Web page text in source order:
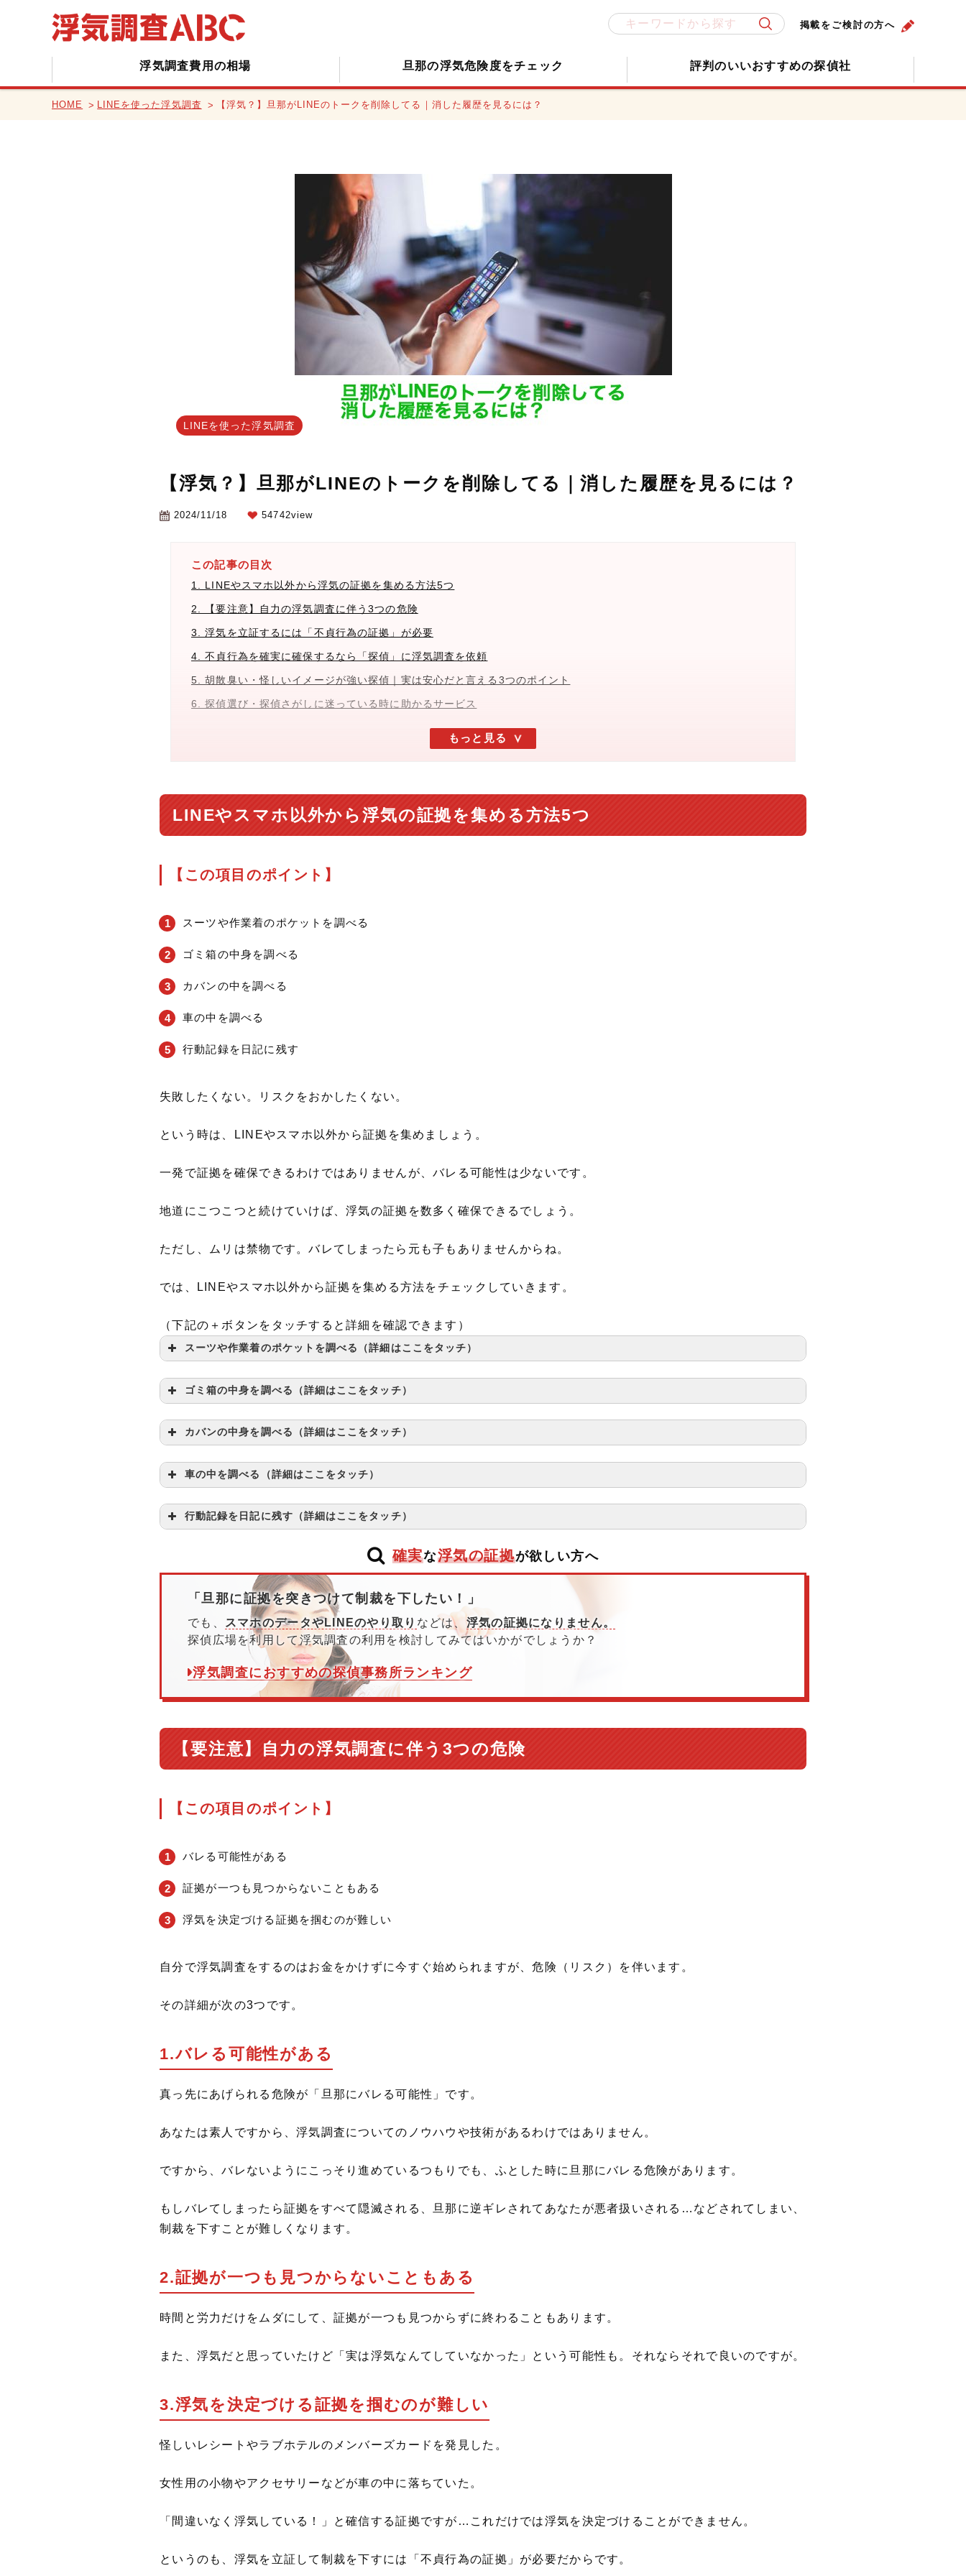
浮気調査費用の相場 旦那の浮気危険度をチェック 評判のいいおすすめの探偵社
掲載をご検討の方へ
HOME LINEを使った浮気調査 【浮気？】旦那がLINEのトークを削除してる｜消した履歴を見るには？
LINEを使った浮気調査
【浮気？】旦那がLINEのトークを削除してる｜消した履歴を見るには？
2024/11/18 54742view
この記事の目次
1. LINEやスマホ以外から浮気の証拠を集める方法5つ
2. 【要注意】自力の浮気調査に伴う3つの危険
3. 浮気を立証するには「不貞行為の証拠」が必要
4. 不貞行為を確実に確保するなら「探偵」に浮気調査を依頼
5. 胡散臭い・怪しいイメージが強い探偵｜実は安心だと言える3つのポイント
6. 探偵選び・探偵さがしに迷っている時に助かるサービス
もっと見る
LINEやスマホ以外から浮気の証拠を集める方法5つ
【この項目のポイント】
スーツや作業着のポケットを調べる
ゴミ箱の中身を調べる
カバンの中を調べる
車の中を調べる
行動記録を日記に残す
失敗したくない。リスクをおかしたくない。
という時は、LINEやスマホ以外から証拠を集めましょう。
一発で証拠を確保できるわけではありませんが、バレる可能性は少ないです。
地道にこつこつと続けていけば、浮気の証拠を数多く確保できるでしょう。
ただし、ムリは禁物です。バレてしまったら元も子もありませんからね。
では、LINEやスマホ以外から証拠を集める方法をチェックしていきます。
（下記の＋ボタンをタッチすると詳細を確認できます）
スーツや作業着のポケットを調べる（詳細はここをタッチ）
ゴミ箱の中身を調べる（詳細はここをタッチ）
カバンの中身を調べる（詳細はここをタッチ）
車の中を調べる（詳細はここをタッチ）
行動記録を日記に残す（詳細はここをタッチ）
確実な浮気の証拠が欲しい方へ
「旦那に証拠を突きつけて制裁を下したい！」
でも、 スマホのデータやLINEのやり取り などは、 浮気の証拠になりません。
探偵広場を利用して浮気調査の利用を検討してみてはいかがでしょうか？
浮気調査におすすめの探偵事務所ランキング
【要注意】自力の浮気調査に伴う3つの危険
【この項目のポイント】
バレる可能性がある
証拠が一つも見つからないこともある
浮気を決定づける証拠を掴むのが難しい
自分で浮気調査をするのはお金をかけずに今すぐ始められますが、危険（リスク）を伴います。
その詳細が次の3つです。
1.バレる可能性がある
真っ先にあげられる危険が「旦那にバレる可能性」です。
あなたは素人ですから、浮気調査についてのノウハウや技術があるわけではありません。
ですから、バレないようにこっそり進めているつもりでも、ふとした時に旦那にバレる危険があります。
もしバレてしまったら証拠をすべて隠滅される、旦那に逆ギレされてあなたが悪者扱いされる…などされてしまい、
制裁を下すことが難しくなります。
2.証拠が一つも見つからないこともある
時間と労力だけをムダにして、証拠が一つも見つからずに終わることもあります。
また、浮気だと思っていたけど「実は浮気なんてしていなかった」という可能性も。それならそれで良いのですが。
3.浮気を決定づける証拠を掴むのが難しい
怪しいレシートやラブホテルのメンバーズカードを発見した。
女性用の小物やアクセサリーなどが車の中に落ちていた。
「間違いなく浮気している！」と確信する証拠ですが…これだけでは浮気を決定づけることができません。
というのも、浮気を立証して制裁を下すには「不貞行為の証拠」が必要だからです。